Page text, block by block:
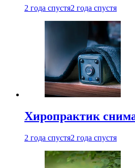
2 года спустя2 года спустя
Хиропрактик
2 года спустя2 года спустя